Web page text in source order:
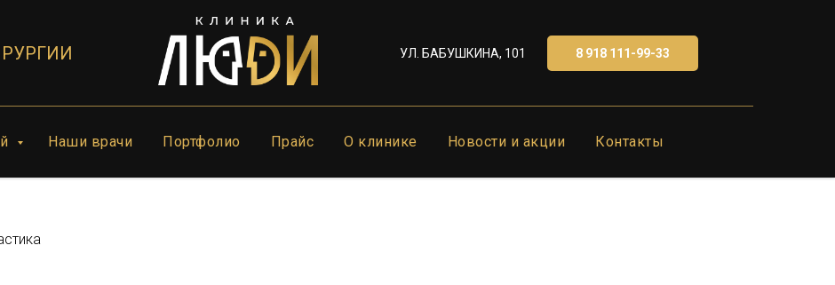
УЛ. БАБУШКИНА, 101 8 918 111-99-33
Наши врачи Портфолио Прайс О клинике Новости и акции Контакты